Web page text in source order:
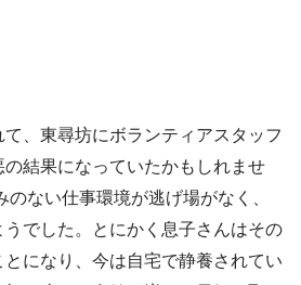
、東尋坊にボランティアスタッフ
結果になっていたかもしれませ
のない仕事環境が逃げ場がなく、
でした。とにかく息子さんはその
とになり、今は自宅で静養されてい